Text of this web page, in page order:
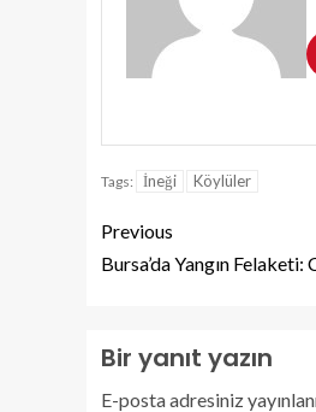
Tags: İneği Köylüler
Previous
Bursa’da Yangın Felaketi:
Bir yanıt yazın
E-posta adresiniz